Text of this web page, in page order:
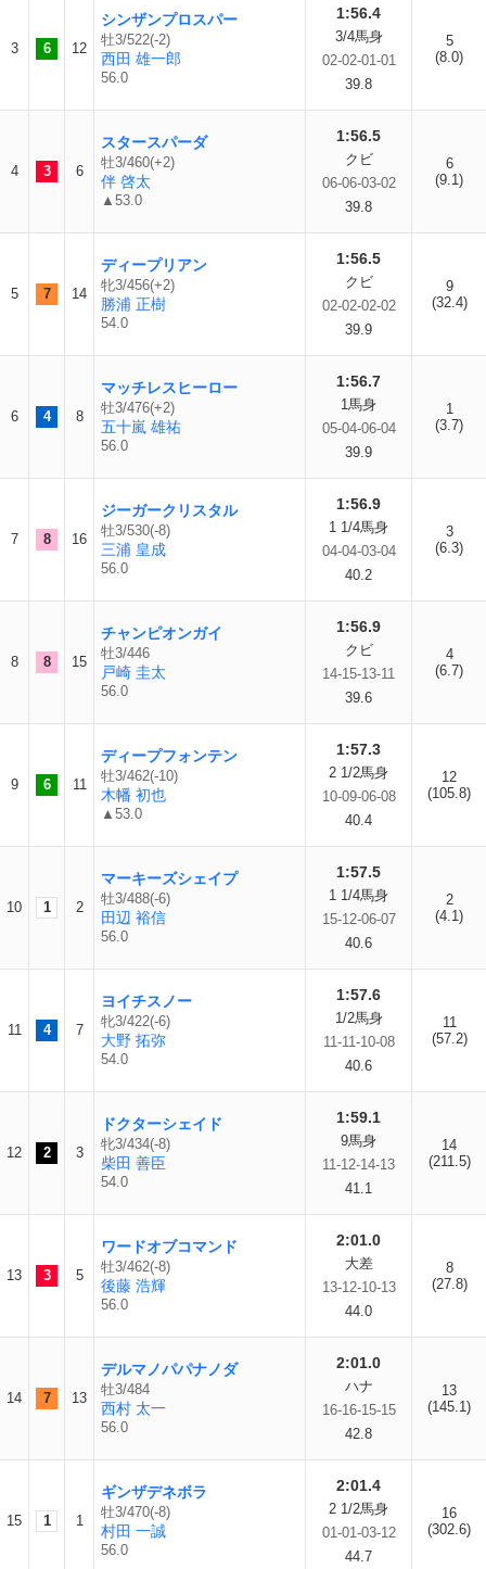
3 6 12
シンザンプロスパー
牡3/522(-2)
西田 雄一郎
56.0
1:56.4
3/4馬身
02-02-01-01
39.8
5
(8.0)
4 3 6
スタースパーダ
牡3/460(+2)
伴 啓太
▲53.0
1:56.5
クビ
06-06-03-02
39.8
6
(9.1)
5 7 14
ディープリアン
牝3/456(+2)
勝浦 正樹
54.0
1:56.5
クビ
02-02-02-02
39.9
9
(32.4)
6 4 8
マッチレスヒーロー
牡3/476(+2)
五十嵐 雄祐
56.0
1:56.7
1馬身
05-04-06-04
39.9
1
(3.7)
7 8 16
ジーガークリスタル
牡3/530(-8)
三浦 皇成
56.0
1:56.9
1 1/4馬身
04-04-03-04
40.2
3
(6.3)
8 8 15
チャンピオンガイ
牡3/446
戸崎 圭太
56.0
1:56.9
クビ
14-15-13-11
39.6
4
(6.7)
9 6 11
ディープフォンテン
牡3/462(-10)
木幡 初也
▲53.0
1:57.3
2 1/2馬身
10-09-06-08
40.4
12
(105.8)
10 1 2
マーキーズシェイプ
牡3/488(-6)
田辺 裕信
56.0
1:57.5
1 1/4馬身
15-12-06-07
40.6
2
(4.1)
11 4 7
ヨイチスノー
牝3/422(-6)
大野 拓弥
54.0
1:57.6
1/2馬身
11-11-10-08
40.6
11
(57.2)
12 2 3
ドクターシェイド
牝3/434(-8)
柴田 善臣
54.0
1:59.1
9馬身
11-12-14-13
41.1
14
(211.5)
13 3 5
ワードオブコマンド
牡3/462(-8)
後藤 浩輝
56.0
2:01.0
大差
13-12-10-13
44.0
8
(27.8)
14 7 13
デルマノパパナノダ
牡3/484
西村 太一
56.0
2:01.0
ハナ
16-16-15-15
42.8
13
(145.1)
15 1 1
ギンザデネボラ
牡3/470(-8)
村田 一誠
56.0
2:01.4
2 1/2馬身
01-01-03-12
44.7
16
(302.6)